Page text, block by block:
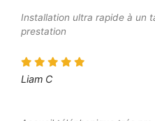
Installation ultra rapide à un
prestation
Liam C